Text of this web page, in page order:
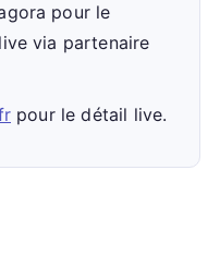
pour le
via partenaire
pour le détail live.